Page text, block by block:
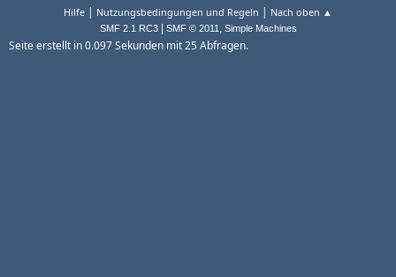
Hilfe | Nutzungsbedingungen und Regeln | Nach oben ▲
SMF 2.1 RC3| SMF © 2011 , Simple Machines
Seite erstellt in 0.097 Sekunden mit 25 Abfragen.